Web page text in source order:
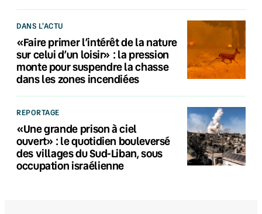
DANS L'ACTU
«Faire primer l’intérêt de la nature
sur celui d’un loisir» : la pression
monte pour suspendre la chasse
dans les zones incendiées
REPORTAGE
«Une grande prison à ciel
ouvert» : le quotidien bouleversé
des villages du Sud-Liban, sous
occupation israélienne